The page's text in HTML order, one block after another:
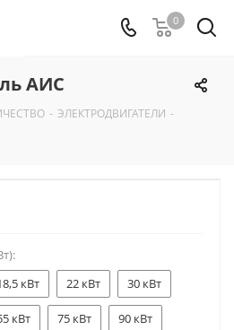
0
АИС
- ЭЛЕКТРОДВИГАТЕЛИ -
кВт 22 кВт 30 кВт
кВт 75 кВт 90 кВт